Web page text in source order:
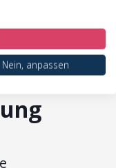
Du
Nein, anpassen